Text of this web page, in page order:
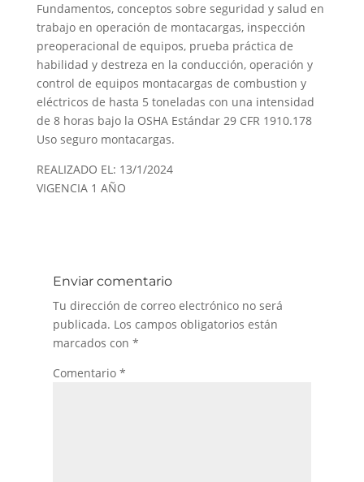
Fundamentos, conceptos sobre seguridad y salud en
trabajo en operación de montacargas, inspección
preoperacional de equipos, prueba práctica de
habilidad y destreza en la conducción, operación y
control de equipos montacargas de combustion y
eléctricos de hasta 5 toneladas con una intensidad
de 8 horas bajo la OSHA Estándar 29 CFR 1910.178
Uso seguro montacargas.
REALIZADO EL: 13/1/2024
VIGENCIA 1 AÑO
Enviar comentario
Tu dirección de correo electrónico no será
publicada. Los campos obligatorios están
marcados con *
Comentario *